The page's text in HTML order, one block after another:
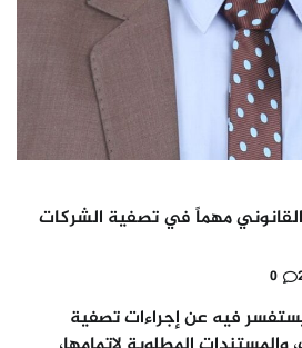
القانوني مهماً في تصفية الشركات
0
فيه عن إجراءات تصفية